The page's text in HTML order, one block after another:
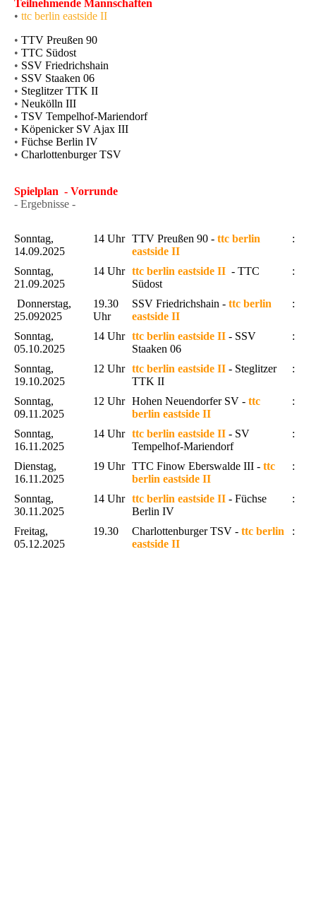
Teilnehmende Mannschaften
• ttc berlin eastside II
• TTV Preußen 90
• TTC Südost
• SSV Friedrichshain
• SSV Staaken 06
• Steglitzer TTK II
• Neukölln III
• TSV Tempelhof-Mariendorf
• Köpenicker SV Ajax III
• Füchse Berlin IV
• Charlottenburger TSV
Spielplan - Vorrunde
- Ergebnisse -
Sonntag,
14.09.2025
14 Uhr TTV Preußen 90 - ttc berlin
eastside II
:
Sonntag,
21.09.2025
14 Uhr ttc berlin eastside II - TTC
Südost
:
Donnerstag,
25.092025
19.30
Uhr
SSV Friedrichshain - ttc berlin
eastside II
:
Sonntag,
05.10.2025
14 Uhr ttc berlin eastside II - SSV
Staaken 06
:
Sonntag,
19.10.2025
12 Uhr ttc berlin eastside II - Steglitzer
TTK II
:
Sonntag,
09.11.2025
12 Uhr Hohen Neuendorfer SV - ttc
berlin eastside II
:
Sonntag,
16.11.2025
14 Uhr ttc berlin eastside II - SV
Tempelhof-Mariendorf
:
Dienstag,
16.11.2025
19 Uhr TTC Finow Eberswalde III - ttc
berlin eastside II
:
Sonntag,
30.11.2025
14 Uhr ttc berlin eastside II - Füchse
Berlin IV
:
Freitag,
05.12.2025
19.30 Charlottenburger TSV - ttc berlin
eastside II
: